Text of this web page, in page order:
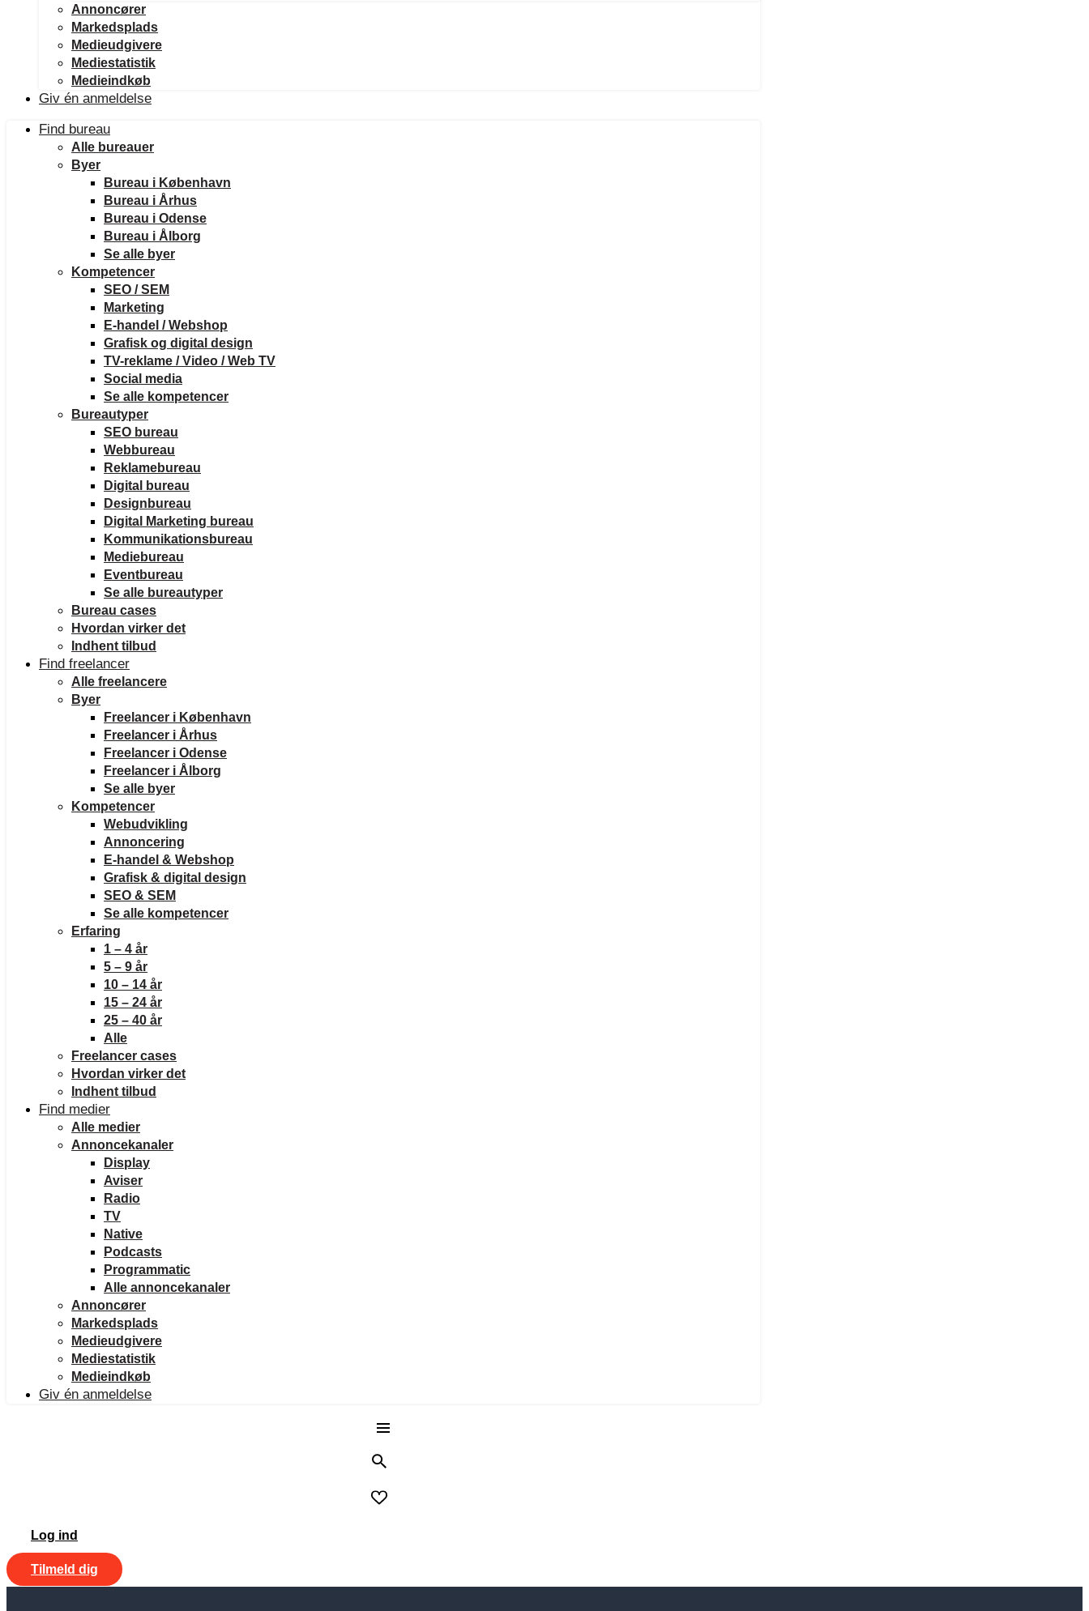
Annoncører
Markedsplads
Medieudgivere
Mediestatistik
Medieindkøb
Giv én anmeldelse
Find bureau
Alle bureauer
Byer
Bureau i København
Bureau i Århus
Bureau i Odense
Bureau i Ålborg
Se alle byer
Kompetencer
SEO / SEM
Marketing
E-handel / Webshop
Grafisk og digital design
TV-reklame / Video / Web TV
Social media
Se alle kompetencer
Bureautyper
SEO bureau
Webbureau
Reklamebureau
Digital bureau
Designbureau
Digital Marketing bureau
Kommunikationsbureau
Mediebureau
Eventbureau
Se alle bureautyper
Bureau cases
Hvordan virker det
Indhent tilbud
Find freelancer
Alle freelancere
Byer
Freelancer i København
Freelancer i Århus
Freelancer i Odense
Freelancer i Ålborg
Se alle byer
Kompetencer
Webudvikling
Annoncering
E-handel & Webshop
Grafisk & digital design
SEO & SEM
Se alle kompetencer
Erfaring
1 – 4 år
5 – 9 år
10 – 14 år
15 – 24 år
25 – 40 år
Alle
Freelancer cases
Hvordan virker det
Indhent tilbud
Find medier
Alle medier
Annoncekanaler
Display
Aviser
Radio
TV
Native
Podcasts
Programmatic
Alle annoncekanaler
Annoncører
Markedsplads
Medieudgivere
Mediestatistik
Medieindkøb
Giv én anmeldelse
Log ind
Tilmeld dig